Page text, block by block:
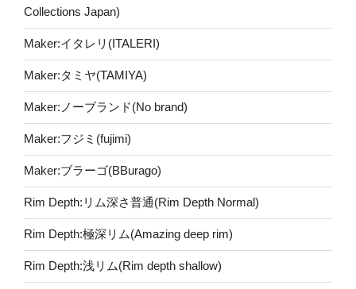
Collections Japan)
Maker:イタレリ(ITALERI)
Maker:タミヤ(TAMIYA)
Maker:ノーブランド(No brand)
Maker:フジミ(fujimi)
Maker:ブラーゴ(BBurago)
Rim Depth:リム深さ普通(Rim Depth Normal)
Rim Depth:極深リム(Amazing deep rim)
Rim Depth:浅リム(Rim depth shallow)